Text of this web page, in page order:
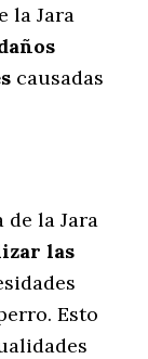
la Jara
causadas
de la Jara
las
Esto